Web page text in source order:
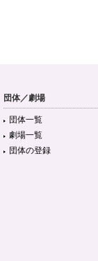
団体／劇場
団体一覧
劇場一覧
団体の登録